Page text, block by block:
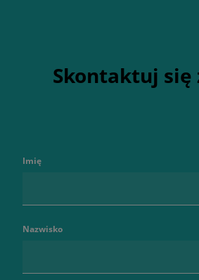
Skontaktuj się
Imię
Nazwisko